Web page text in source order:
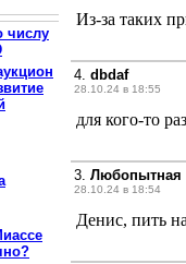
числу
Из-за таких
4. dbdaf
28.10.24 в 18:55
для кого-то
3. Любопытная
28.10.24 в 18:54
Денис, пить